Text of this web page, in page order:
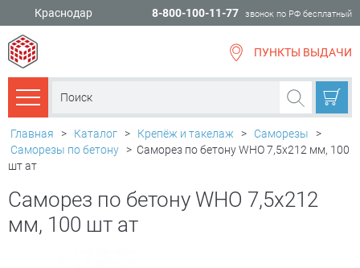
Краснодар 8-800-100-11-77 звонок по РФ бесплатный
ПУНКТЫ ВЫДАЧИ
Каталог товаров
Главная > Каталог > Крепёж и такелаж > Саморезы
>
Саморезы по бетону > Саморез по бетону WHO 7,5х212 мм, 100
шт ат
Саморез по бетону WHO 7,5х212
мм, 100 шт ат